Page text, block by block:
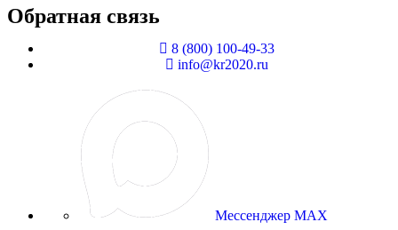
Обратная связь
8 (800) 100-49-33
info@kr2020.ru
Мессенджер MAX